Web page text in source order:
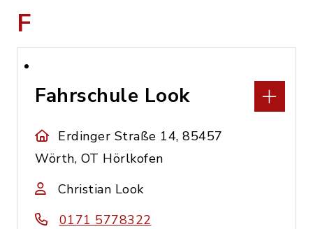
F
Fahrschule Look
Erdinger Straße 14, 85457
Wörth, OT Hörlkofen
Christian Look
0171 5778322